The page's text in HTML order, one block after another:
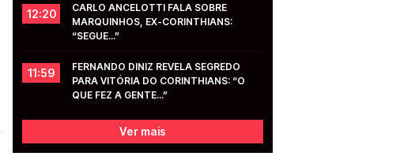
12:20
CARLO ANCELOTTI FALA SOBRE
MARQUINHOS, EX-CORINTHIANS:
“SEGUE...”
11:59
FERNANDO DINIZ REVELA SEGREDO
PARA VITÓRIA DO CORINTHIANS: “O
QUE FEZ A GENTE...”
Ver mais